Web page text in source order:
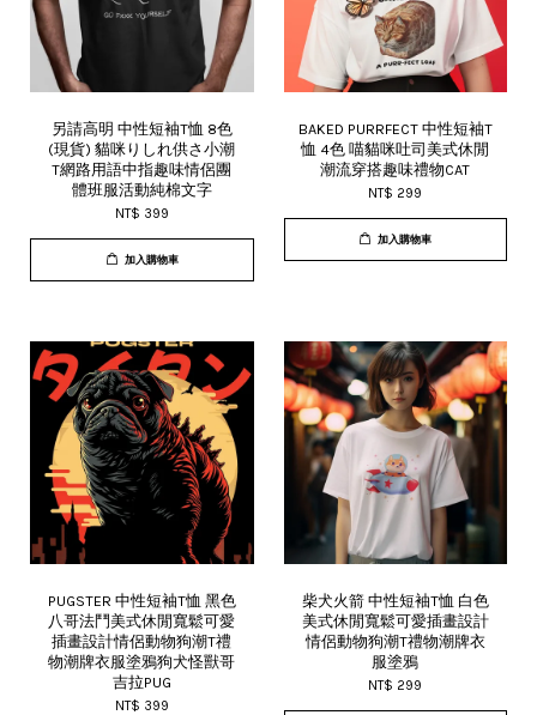
另請高明 中性短袖T恤 8色
(現貨) 貓咪りしれ供さ小潮
T網路用語中指趣味情侶團
體班服活動純棉文字
NT$ 399
加入購物車
BAKED PURRFECT 中性短袖T
恤 4色 喵貓咪吐司美式休閒
潮流穿搭趣味禮物CAT
NT$ 299
加入購物車
PUGSTER 中性短袖T恤 黑色
八哥法鬥美式休閒寬鬆可愛
插畫設計情侶動物狗潮T禮
物潮牌衣服塗鴉狗犬怪獸哥
吉拉PUG
NT$ 399
柴犬火箭 中性短袖T恤 白色
美式休閒寬鬆可愛插畫設計
情侶動物狗潮T禮物潮牌衣
服塗鴉
NT$ 299